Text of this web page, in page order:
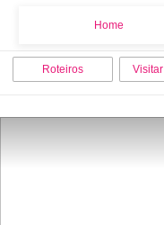
Home
Roteiros